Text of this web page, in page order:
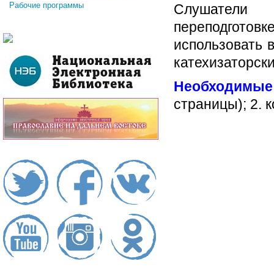
Слушатели
использовать
страницы); 2.
Рабочие программы